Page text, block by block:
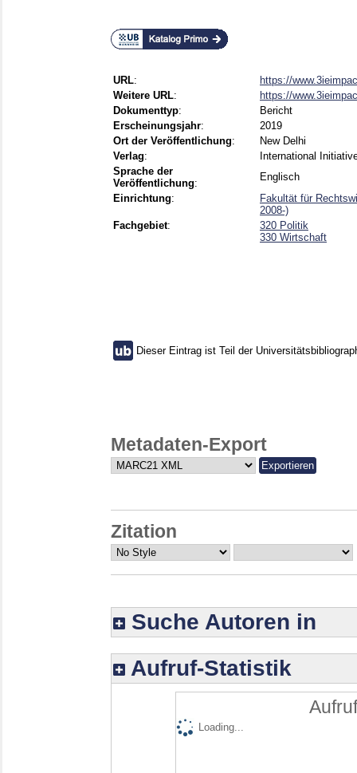
URL:
https://
Weitere URL:
https://
Dokumenttyp:
Bericht
Erscheinungsjahr:
2019
Ort der Veröffentlichung:
New Delhi
Verlag:
International
Sprache der
Veröffentlichung:
Englisch
Einrichtung:
Fakultät für
2008-)
Fachgebiet:
320 Politik
330 Wirtschaft
Dieser Eintrag ist Teil der
Metadaten-Export
Zitation
Suche Autoren in
Aufruf-Statistik
Loading...